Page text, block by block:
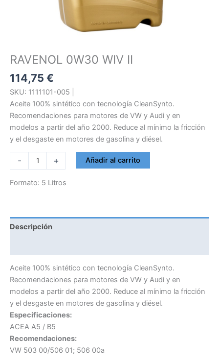
RAVENOL 0W30 WIV II
114,75 €
SKU: 1111101-005 |
Aceite 100% sintético con tecnología CleanSynto.
Recomendaciones para motores de VW y Audi y en
modelos a partir del año 2000. Reduce al mínimo la fricción
y el desgaste en motores de gasolina y diésel.
-
RAVENOL
0W30
WIV
+ Añadir al carrito
Formato: 5 Litros
Descripción
Aceite 100% sintético con tecnología CleanSynto.
Recomendaciones para motores de VW y Audi y en
modelos a partir del año 2000. Reduce al mínimo la fricción
y el desgaste en motores de gasolina y diésel.
Especificaciones:
ACEA A5 / B5
Recomendaciones:
VW 503 00/506 01; 506 00a